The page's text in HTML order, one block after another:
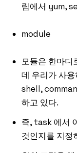
림에서 yum,
module
모듈은 한마디
데 우리가 사
shell,
하고 있다.
즉, task 에서
것인지를 지정